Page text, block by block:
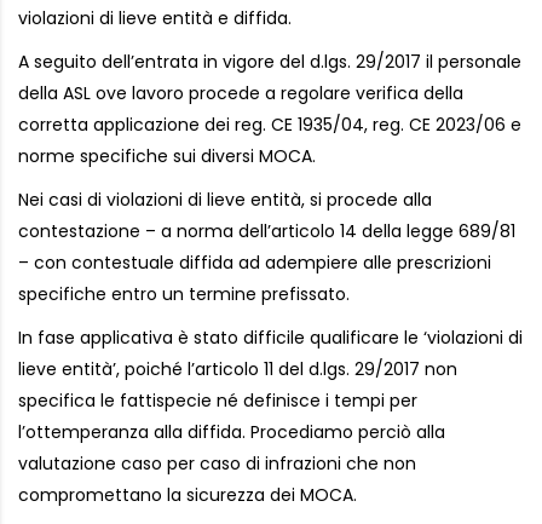
violazioni di lieve entità e diffida.
A seguito dell’entrata in vigore del d.lgs. 29/2017 il personale
della ASL ove lavoro procede a regolare verifica della
corretta applicazione dei reg. CE 1935/04, reg. CE 2023/06 e
norme specifiche sui diversi MOCA.
Nei casi di violazioni di lieve entità, si procede alla
contestazione – a norma dell’articolo 14 della legge 689/81
– con contestuale diffida ad adempiere alle prescrizioni
specifiche entro un termine prefissato.
In fase applicativa è stato difficile qualificare le ‘violazioni di
lieve entità’, poiché l’articolo 11 del d.lgs. 29/2017 non
specifica le fattispecie né definisce i tempi per
l’ottemperanza alla diffida. Procediamo perciò alla
valutazione caso per caso di infrazioni che non
compromettano la sicurezza dei MOCA.